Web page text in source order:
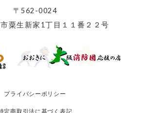
〒562-0024
粟生新家1丁目１１番２２号
プライバシーポリシー
定商取引法に基づく表記